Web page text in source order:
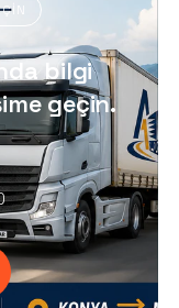
bilgi
geçin.